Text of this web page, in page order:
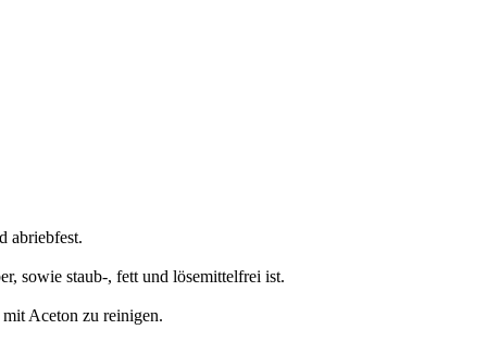
abriebfest.
sowie staub-, fett und lösemittelfrei ist.
Aceton zu reinigen.